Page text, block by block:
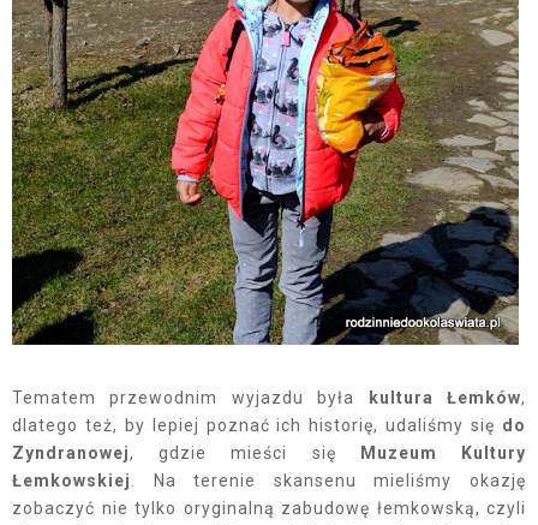
Tematem przewodnim wyjazdu była kultura Łemków,
dlatego też, by lepiej poznać ich historię, udaliśmy się do
Zyndranowej, gdzie mieści się
Muzeum Kultury
Łemkowskiej
. Na terenie skansenu mieliśmy okazję
zobaczyć nie tylko oryginalną zabudowę łemkowską, czyli